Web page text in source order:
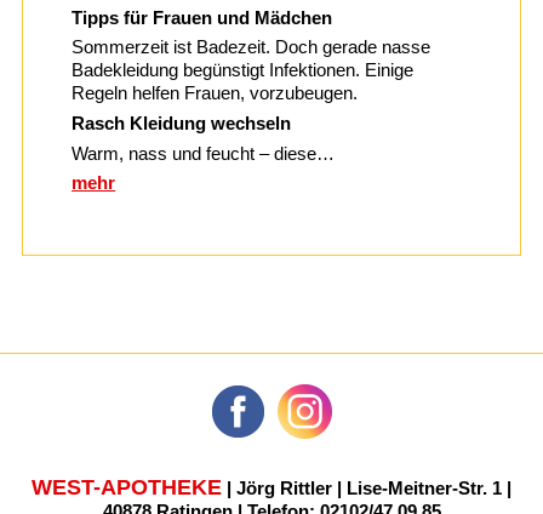
Tipps für Frauen und Mädchen
Sommerzeit ist Badezeit. Doch gerade nasse
Badekleidung begünstigt Infektionen. Einige
Regeln helfen Frauen, vorzubeugen.
Rasch Kleidung wechseln
Warm, nass und feucht – diese…
mehr
WEST-APOTHEKE | Jörg Rittler | Lise-Meitner-Str. 1 |